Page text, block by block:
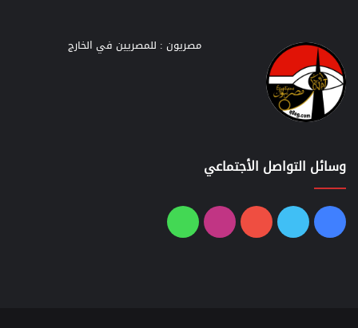
مصريون : للمصريين في الخارج
وسائل التواصل الأجتماعي
فيسبوك
تويتر يوتيوبانستقرامواتساب